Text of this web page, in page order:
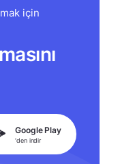
için
Google Play
'den indir